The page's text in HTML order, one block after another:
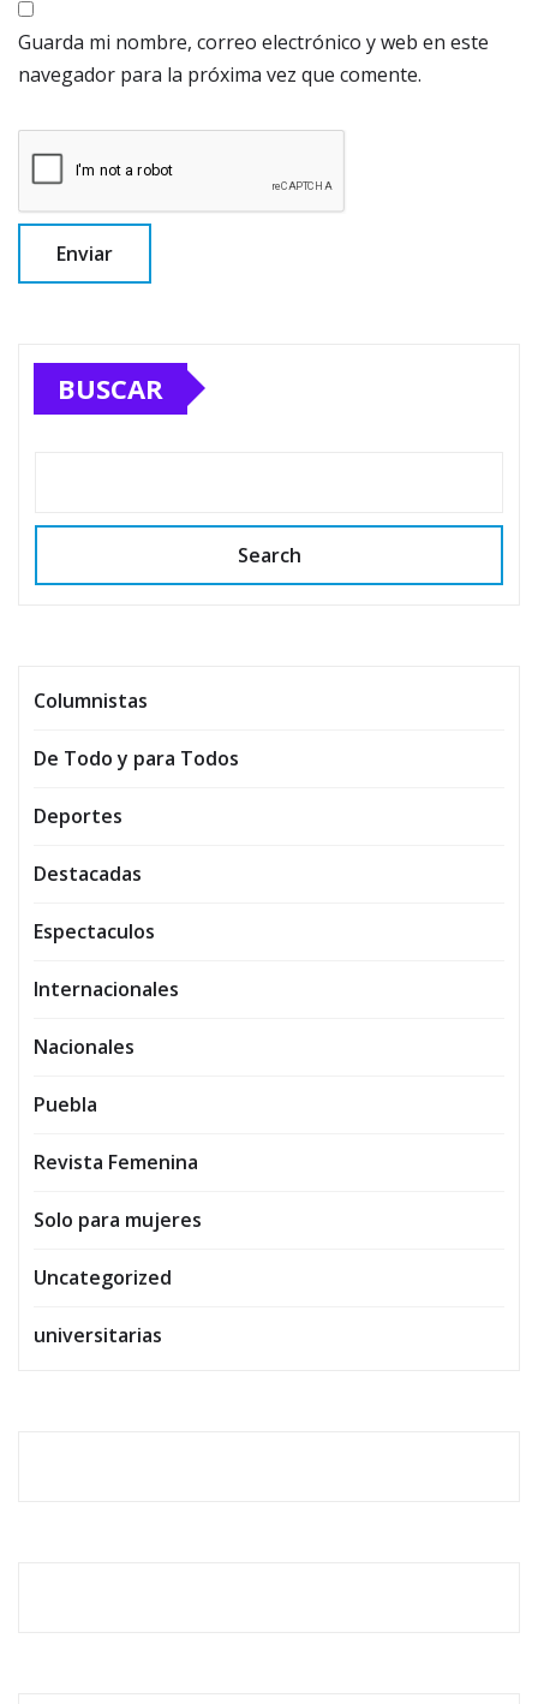
Guarda mi nombre, correo electrónico y web en este
navegador para la próxima vez que comente.
BUSCAR
Search
Columnistas
De Todo y para Todos
Deportes
Destacadas
Espectaculos
Internacionales
Nacionales
Puebla
Revista Femenina
Solo para mujeres
Uncategorized
universitarias